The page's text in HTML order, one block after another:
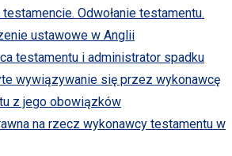
Odwołanie testamentu.
ustawowe w Anglii
testamentu i administrator spadku
wywiązywanie się przez wykonawcę
z jego obowiązków
na rzecz wykonawcy testamentu w